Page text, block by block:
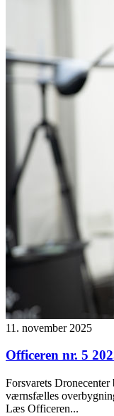
11. november 2025
Officeren nr. 5
Forsvarets
værnsfælles
Læs Officeren...